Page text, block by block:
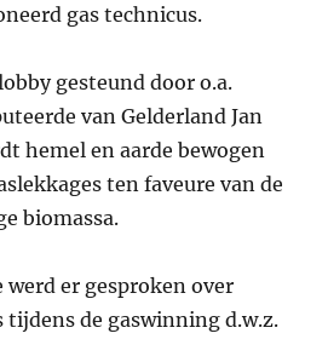
gas technicus.
gesteund door o.a.
van Gelderland Jan
hemel en aarde bewogen
ten faveure van de
biomassa.
er gesproken over
tijdens de gaswinning d.w.z.